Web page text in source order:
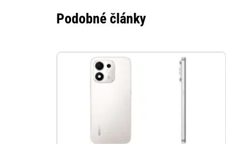
Podobné články